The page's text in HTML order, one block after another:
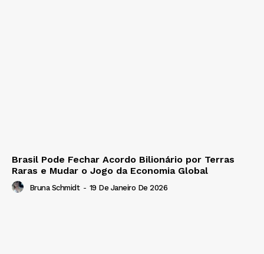
Brasil Pode Fechar Acordo Bilionário por Terras
Raras e Mudar o Jogo da Economia Global
Bruna Schmidt - 19 De Janeiro De 2026